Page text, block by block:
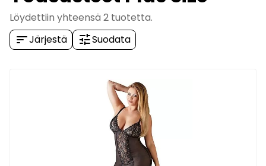
Löydettiin yhteensä 2 tuotetta.
sortJärjestä tuneSuodata